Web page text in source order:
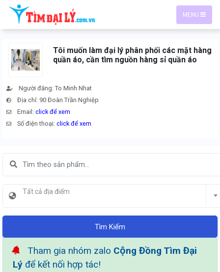
MENU
Tôi muốn làm đại lý phân phối các mặt hàng
quần áo, cần tìm nguồn hàng sỉ quần áo
Người đăng: To Minh Nhat
Địa chỉ: 90 Đoàn Trần Nghiệp
Email:click để xem
Số điện thoại:click để xem
Tất cả địa điểm
Tìm Kiếm
Tham gia nhóm zalo Cộng Đồng Tìm Đại
Lý để kết nối hợp tác!